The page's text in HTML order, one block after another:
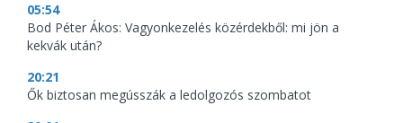
05:54
Bod Péter Ákos: Vagyonkezelés közérdekből: mi jön a
kekvák után?
20:21
Ők biztosan megússzák a ledolgozós szombatot